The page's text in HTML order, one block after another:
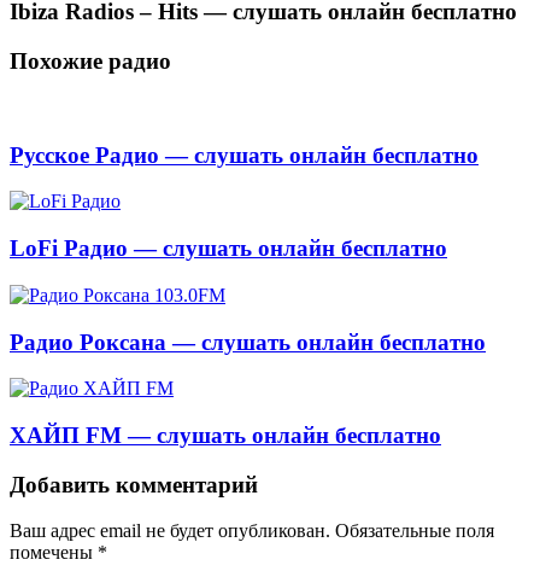
Ibiza Radios – Hits — слушать онлайн бесплатно
Похожие радио
Русское Радио — слушать онлайн бесплатно
LoFi Радио — слушать онлайн бесплатно
Радио Роксана — слушать онлайн бесплатно
ХАЙП FM — слушать онлайн бесплатно
Добавить комментарий
Ваш адрес email не будет опубликован. Обязательные поля
помечены *